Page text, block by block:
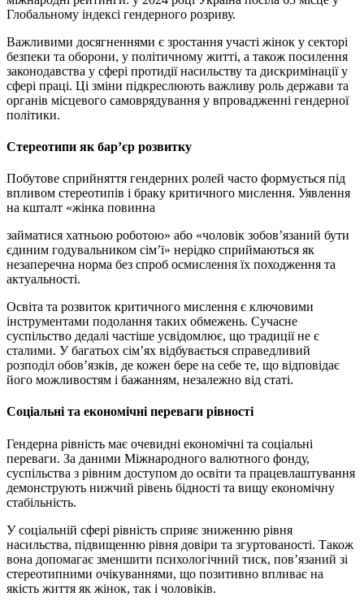
Глобальному індексі гендерного розриву.
Важливими досягненнями є зростання участі жінок у секторі
безпеки та оборони, у політичному житті, а також посилення
законодавства у сфері протидії насильству та дискримінації у
сфері праці. Ці зміни підкреслюють важливу роль держави та
органів місцевого самоврядування у впровадженні гендерної
політики.
Стереотипи як бар’єр розвитку
Побутове сприйняття гендерних ролей часто формується під
впливом стереотипів і браку критичного мислення. Уявлення
на кшталт «жінка повинна
займатися хатньою роботою» або «чоловік зобов’язаний бути
єдиним годувальником сім’ї» нерідко сприймаються як
незаперечна норма без спроб осмислення їх походження та
актуальності.
Освіта та розвиток критичного мислення є ключовими
інструментами подолання таких обмежень. Сучасне
суспільство дедалі частіше усвідомлює, що традиції не є
сталими. У багатьох сім’ях відбувається справедливий
розподіл обов’язків, де кожен бере на себе те, що відповідає
його можливостям і бажанням, незалежно від статі.
Соціальні та економічні переваги рівності
Гендерна рівність має очевидні економічні та соціальні
переваги. За даними Міжнародного валютного фонду,
суспільства з рівним доступом до освіти та працевлаштування
демонструють нижчий рівень бідності та вищу економічну
стабільність.
У соціальній сфері рівність сприяє зниженню рівня
насильства, підвищенню рівня довіри та згуртованості. Також
вона допомагає зменшити психологічний тиск, пов’язаний зі
стереотипними очікуваннями, що позитивно впливає на
якість життя як жінок, так і чоловіків.